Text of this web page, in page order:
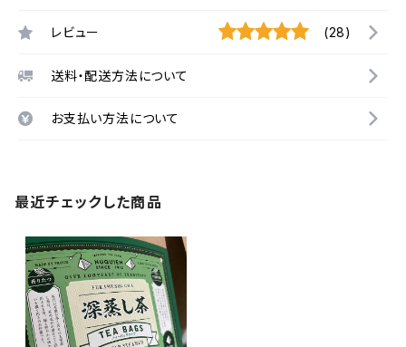
レビュー (28)
送料・配送方法について
お支払い方法について
最近チェックした商品